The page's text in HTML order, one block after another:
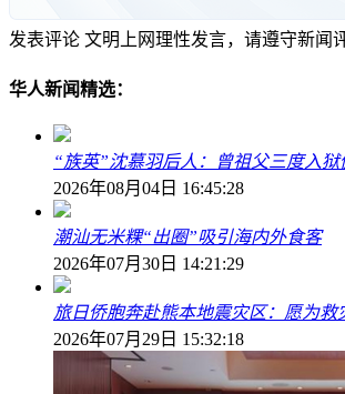
发表评论 文明上网理性发言，请遵守新闻
华人新闻精选：
“族英”沈慕羽后人：曾祖父三度入
2026年08月04日 16:45:28
潮汕无米粿“出圈”吸引海内外食客
2026年07月30日 14:21:29
旅日侨胞奔赴熊本地震灾区：愿为救
2026年07月29日 15:32:18